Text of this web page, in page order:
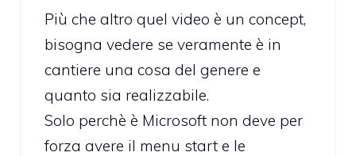
Più che altro quel video è un concept,
bisogna vedere se veramente è in
cantiere una cosa del genere e
quanto sia realizzabile.
Solo perchè è Microsoft non deve per
forza avere il menu start e le